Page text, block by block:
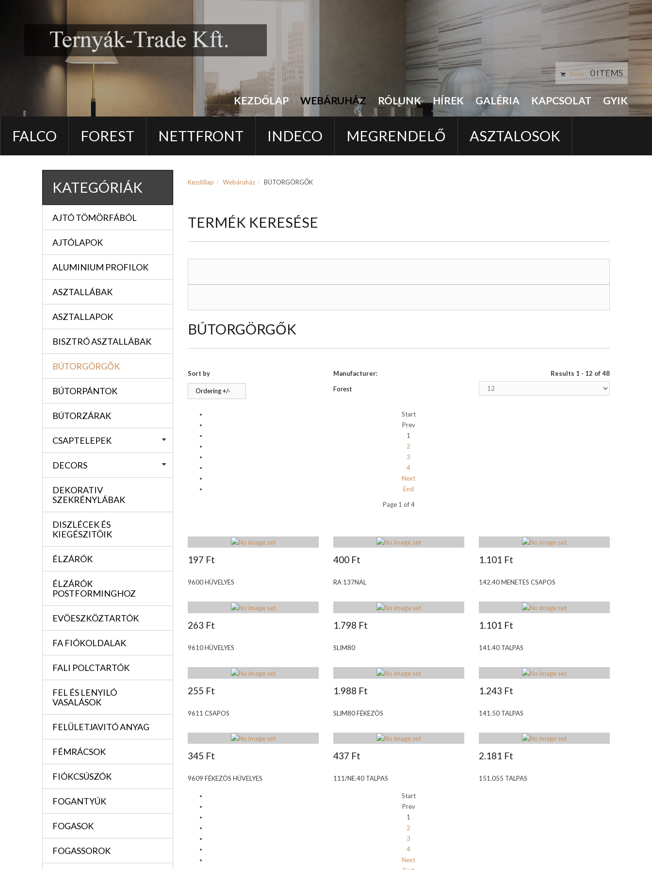
KEZDŐLAP WEBÁRUHÁZ RÓLUNK HÍREK GALÉRIA KAPCSOLAT GYIK
Kosár: 0 ITEMS
FALCO FOREST NETTFRONT INDECO MEGRENDELŐ ASZTALOSOK
KATEGÓRIÁK
AJTÓ TÖMÖRFÁBÓL
AJTÓLAPOK
ALUMINIUM PROFILOK
ASZTALLÁBAK
ASZTALLAPOK
BISZTRÓ ASZTALLÁBAK
BÚTORGÖRGŐK
BÚTORPÁNTOK
BÚTORZÁRAK
CSAPTELEPEK
DECORS
DEKORATIV
SZEKRÉNYLÁBAK
DISZLÉCEK ÉS
KIEGÉSZITÖIK
ÉLZÁRÓK
ÉLZÁRÓK
POSTFORMINGHOZ
EVÖESZKÖZTARTÓK
FA FIÓKOLDALAK
FALI POLCTARTÓK
FEL ÉS LENYILÓ
VASALÁSOK
FELÜLETJAVITÓ ANYAG
FÉMRÁCSOK
FIÓKCSÚSZÓK
FOGANTYÚK
FOGASOK
FOGASSOROK
Kezdőlap Webáruház BÚTORGÖRGŐK
TERMÉK KERESÉSE
BÚTORGÖRGŐK
Sort by
Ordering +/-
Manufacturer:
Forest
Results 1 - 12 of 48
Start
Prev
1
2
3
4
Next
End
Page 1 of 4
197 Ft
9600 HÜVELYES
400 Ft
RA 137NAL
1.101 Ft
142.40 MENETES CSAPOS
263 Ft
9610 HÜVELYES
1.798 Ft
SLIM80
1.101 Ft
141.40 TALPAS
255 Ft
9611 CSAPOS
1.988 Ft
SLIM80 FÉKEZÖS
1.243 Ft
141.50 TALPAS
345 Ft
9609 FÉKEZÖS HÜVELYES
437 Ft
111/NE.40 TALPAS
2.181 Ft
151.055 TALPAS
Start
Prev
1
2
3
4
Next